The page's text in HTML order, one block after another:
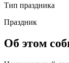
Тип праздника
Праздник
Об этом